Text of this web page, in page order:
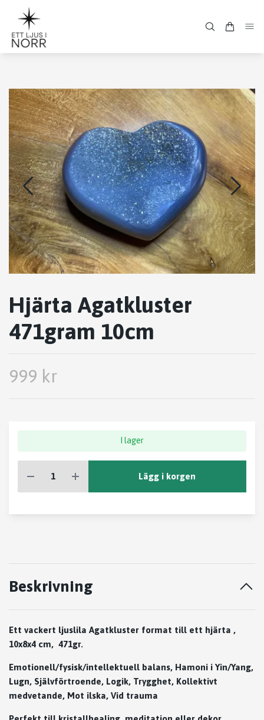
Hjärta Agatkluster
471gram 10cm
999 kr
I lager
Lägg i korgen
Beskrivning
Ett vackert ljuslila Agatkluster format till ett hjärta ,
10x8x4 cm, 471gr.
Emotionell/fysisk/intellektuell balans, Hamoni i Yin/Yang,
Lugn, Självförtroende, Logik, Trygghet, Kollektivt
medvetande, Mot ilska, Vid trauma